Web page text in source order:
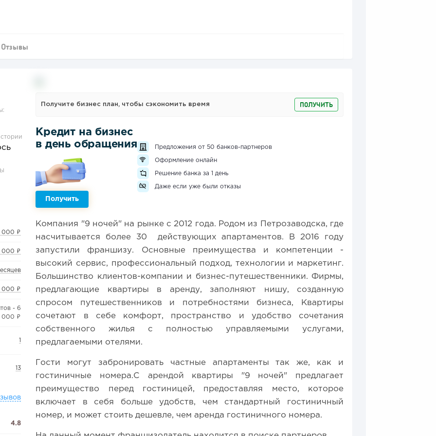
Отзывы
000 ₽
000 ₽
000 ₽
- 6
000 ₽
13
4.8
Получите бизнес план, чтобы сэкономить время ПОЛУЧИТЬ
Кредит на бизнес
в день обращения
Получить
Предложения от 50 банков-партнеров
Оформление онлайн
Решение банка за 1 день
Даже если уже были отказы
Компания "9 ночей" на рынке с 2012 года. Родом из Петрозаводска, где
насчитывается более 30 действующих апартаментов. В 2016 году
запустили франшизу. Основные преимущества и компетенции -
высокий сервис, профессиональный подход, технологии и маркетинг.
Большинство клиентов-компании и бизнес-путешественники. Фирмы,
предлагающие квартиры в аренду, заполняют нишу, созданную
спросом путешественников и потребностями бизнеса, Квартиры
сочетают в себе комфорт, пространство и удобство сочетания
собственного жилья с полностью управляемыми услугами,
предлагаемыми отелями.
Гости могут забронировать частные апартаменты так же, как и
гостиничные номера.С арендой квартиры "9 ночей" предлагает
преимущество перед гостиницей, предоставляя место, которое
включает в себя больше удобств, чем стандартный гостиничный
номер, и может стоить дешевле, чем аренда гостиничного номера.